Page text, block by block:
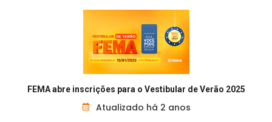
FEMA abre inscrições para o Vestibular de Verão 2025
Atualizado há 2 anos